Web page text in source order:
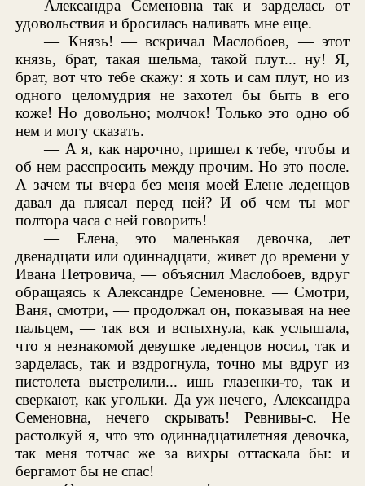
Александра Семеновна так и зарделась от
удовольствия и бросилась наливать мне еще.
— Князь! — вскричал Маслобоев, — этот
князь, брат, такая шельма, такой плут... ну! Я,
брат, вот что тебе скажу: я хоть и сам плут, но из
одного целомудрия не захотел бы быть в его
коже! Но довольно; молчок! Только это одно об
нем и могу сказать.
— А я, как нарочно, пришел к тебе, чтобы и
об нем расспросить между прочим. Но это после.
А зачем ты вчера без меня моей Елене леденцов
давал да плясал перед ней? И об чем ты мог
полтора часа с ней говорить!
— Елена, это маленькая девочка, лет
двенадцати или одиннадцати, живет до времени у
Ивана Петровича, — объяснил Маслобоев, вдруг
обращаясь к Александре Семеновне. — Смотри,
Ваня, смотри, — продолжал он, показывая на нее
пальцем, — так вся и вспыхнула, как услышала,
что я незнакомой девушке леденцов носил, так и
зарделась, так и вздрогнула, точно мы вдруг из
пистолета выстрелили... ишь глазенки-то, так и
сверкают, как угольки. Да уж нечего, Александра
Семеновна, нечего скрывать! Ревнивы-с. Не
растолкуй я, что это одиннадцатилетняя девочка,
так меня тотчас же за вихры оттаскала бы: и
бергамот бы не спас!